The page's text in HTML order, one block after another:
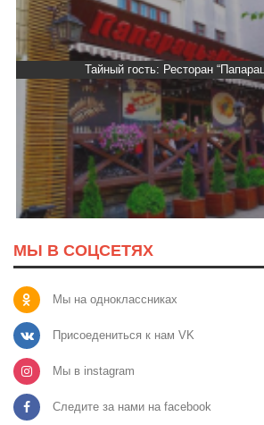
Тайный гость: Ресторан
МЫ В СОЦСЕТЯХ
Мы на одноклассниках
Присоедениться к нам VK
Мы в instagram
Следите за нами на facebook